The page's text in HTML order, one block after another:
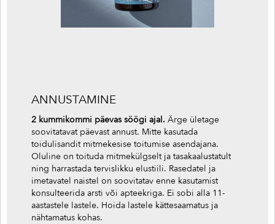
ANNUSTAMINE
2 kummikommi päevas söögi ajal. Ärge ületage
soovitatavat päevast annust. Mitte kasutada
toidulisandit mitmekesise toitumise asendajana.
Oluline on toituda mitmekülgselt ja tasakaalustatult
ning harrastada tervislikku elustiili. Rasedatel ja
imetavatel naistel on soovitatav enne kasutamist
konsulteerida arsti või apteekriga. Ei sobi alla 11-
aastastele lastele. Hoida lastele kättesaamatus ja
nähtamatus kohas.